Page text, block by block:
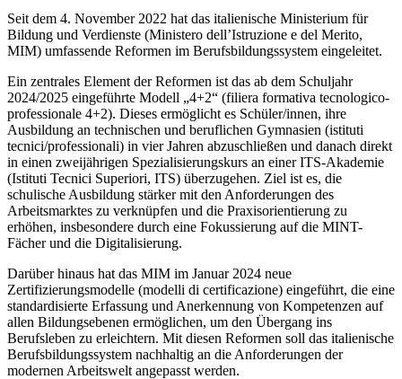
Seit dem 4. November 2022 hat das italienische Ministerium für
Bildung und Verdienste (Ministero dell’Istruzione e del Merito,
MIM) umfassende Reformen im Berufsbildungssystem eingeleitet.
Ein zentrales Element der Reformen ist das ab dem Schuljahr
2024/2025 eingeführte Modell „4+2“ (filiera formativa tecnologico-
professionale 4+2). Dieses ermöglicht es Schüler/innen, ihre
Ausbildung an technischen und beruflichen Gymnasien (istituti
tecnici/professionali) in vier Jahren abzuschließen und danach direkt
in einen zweijährigen Spezialisierungskurs an einer ITS-Akademie
(Istituti Tecnici Superiori, ITS) überzugehen. Ziel ist es, die
schulische Ausbildung stärker mit den Anforderungen des
Arbeitsmarktes zu verknüpfen und die Praxisorientierung zu
erhöhen, insbesondere durch eine Fokussierung auf die MINT-
Fächer und die Digitalisierung.
Darüber hinaus hat das MIM im Januar 2024 neue
Zertifizierungsmodelle (modelli di certificazione) eingeführt, die eine
standardisierte Erfassung und Anerkennung von Kompetenzen auf
allen Bildungsebenen ermöglichen, um den Übergang ins
Berufsleben zu erleichtern. Mit diesen Reformen soll das italienische
Berufsbildungssystem nachhaltig an die Anforderungen der
modernen Arbeitswelt angepasst werden.